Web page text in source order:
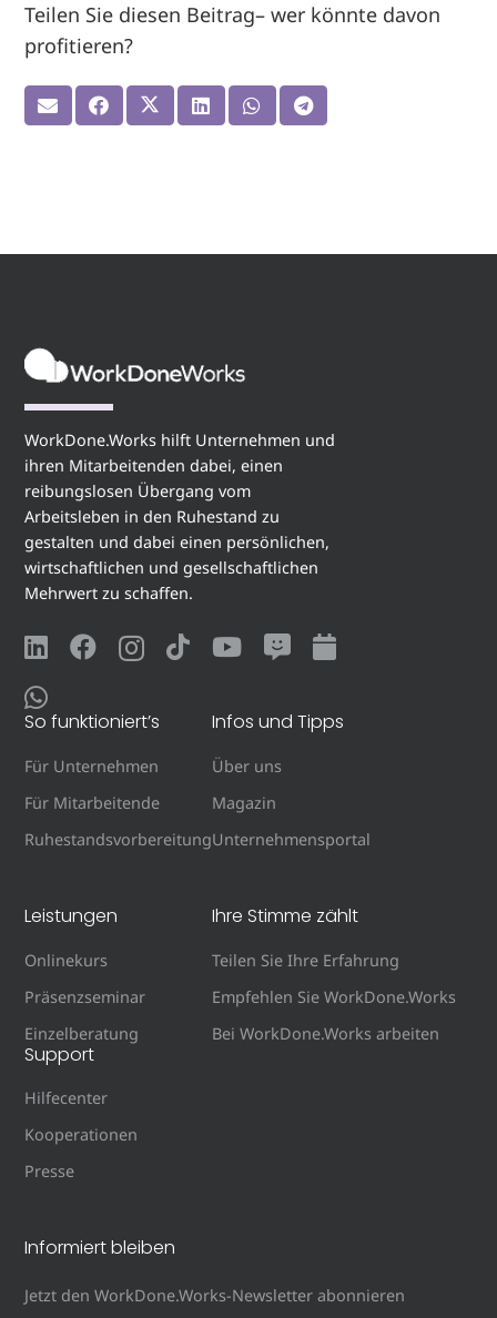
Teilen Sie diesen Beitrag– wer könnte davon
profitieren?
WorkDone.Works hilft Unternehmen und
ihren Mitarbeitenden dabei, einen
reibungslosen Übergang vom
Arbeitsleben in den Ruhestand zu
gestalten und dabei einen persönlichen,
wirtschaftlichen und gesellschaftlichen
Mehrwert zu schaffen.
So funktioniert’s
Für Unternehmen
Für Mitarbeitende
Ruhestandsvorbereitung
Leistungen
Onlinekurs
Präsenzseminar
Einzelberatung
Infos und Tipps
Über uns
Magazin
Unternehmensportal
Ihre Stimme zählt
Teilen Sie Ihre Erfahrung
Empfehlen Sie WorkDone.Works
Bei WorkDone.Works arbeiten
Support
Hilfecenter
Kooperationen
Presse
Informiert bleiben
Jetzt den WorkDone.Works-Newsletter abonnieren